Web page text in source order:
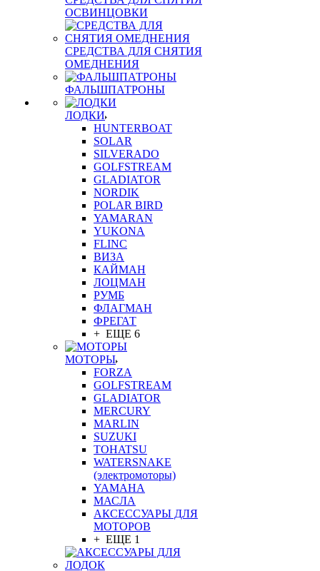
ОСВИНЦОВКИ
СРЕДСТВА ДЛЯ СНЯТИЯ
ОМЕДНЕНИЯ
ФАЛЬШПАТРОНЫ
ЛОДКИ
HUNTERBOAT
SOLAR
SILVERADO
GOLFSTREAM
GLADIATOR
NORDIK
POLAR BIRD
YAMARAN
YUKONA
FLINC
ВИЗА
КАЙМАН
ЛОЦМАН
РУМБ
ФЛАГМАН
ФРЕГАТ
+ ЕЩЕ 6
МОТОРЫ
FORZA
GOLFSTREAM
GLADIATOR
MERCURY
MARLIN
SUZUKI
TOHATSU
WATERSNAKE
(электромоторы)
YAMAHA
МАСЛА
АКСЕССУАРЫ ДЛЯ
МОТОРОВ
+ ЕЩЕ 1